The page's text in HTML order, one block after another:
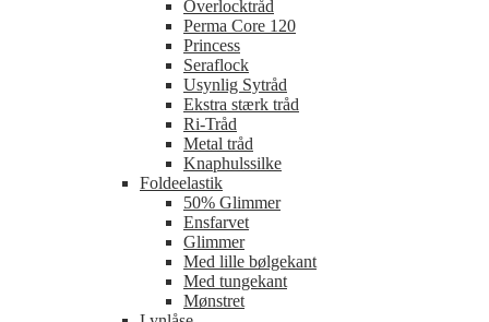
Overlocktråd
Perma Core 120
Princess
Seraflock
Usynlig Sytråd
Ekstra stærk tråd
Ri-Tråd
Metal tråd
Knaphulssilke
Foldeelastik
50% Glimmer
Ensfarvet
Glimmer
Med lille bølgekant
Med tungekant
Mønstret